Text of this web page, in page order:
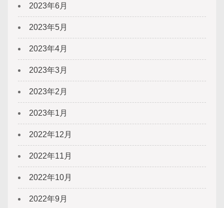
2023年6月
2023年5月
2023年4月
2023年3月
2023年2月
2023年1月
2022年12月
2022年11月
2022年10月
2022年9月